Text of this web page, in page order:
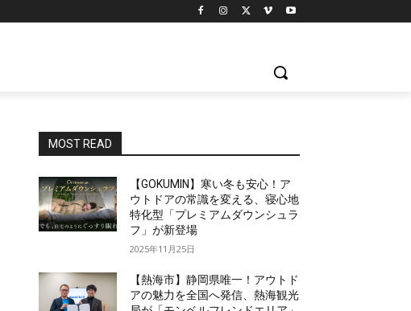
MOST READ
【GOKUMIN】寒い冬も安心！ア
ウトドアの常識を変える、寝心地
特化型「プレミアムダウンシュラ
フ」が新登場
2025年11月25日
【熱海市】静岡県唯一！アウトド
アの魅力を全国へ発信、熱海観光